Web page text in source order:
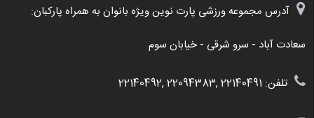
آدرس مجموعه ورزشی پارت نوین ویژه بانوان به همراه پارکبان:
سعادت آباد - سرو شرقی - خیابان سوم
تلفن: 22140491 ,22094383 ,22140492